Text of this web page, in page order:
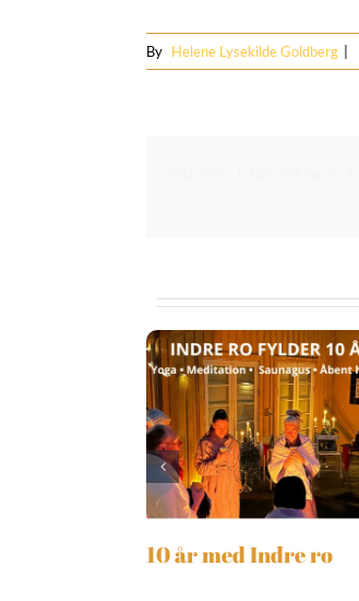
By Helene Lysekilde Goldberg
10 år med Indre ro